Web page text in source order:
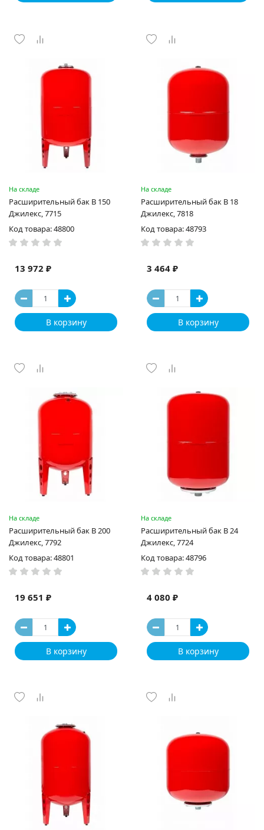
На складе
Расширительный бак В 150
Джилекс, 7715
Код товара: 48800
13 972 ₽
В корзину
На складе
Расширительный бак В 18
Джилекс, 7818
Код товара: 48793
3 464 ₽
В корзину
На складе
Расширительный бак В 200
Джилекс, 7792
Код товара: 48801
19 651 ₽
В корзину
На складе
Расширительный бак В 24
Джилекс, 7724
Код товара: 48796
4 080 ₽
В корзину